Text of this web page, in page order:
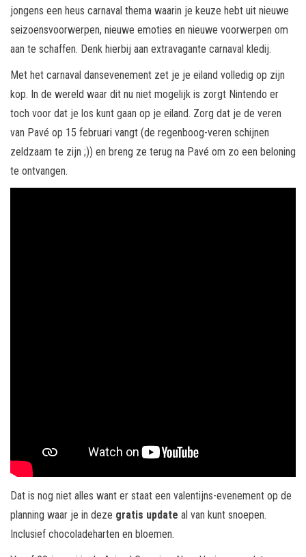
jongens een heus carnaval thema waarin je keuze hebt uit nieuwe
seizoensvoorwerpen, nieuwe emoties en nieuwe voorwerpen om
aan te schaffen. Denk hierbij aan extravagante carnaval kledij.
Met het carnaval dansevenement zet je je eiland volledig op zijn
kop. In de wereld waar dit nu niet mogelijk is zorgt Nintendo er
toch voor dat je los kunt gaan op je eiland. Zorg dat je de veren
van Pavé op 15 februari vangt (de regenboog-veren schijnen
zeldzaam te zijn ;)) en breng ze terug na Pavé om zo een beloning
te ontvangen.
Dat is nog niet alles want er staat een valentijns-evenement op de
planning waar je in deze gratis update al van kunt snoepen.
Inclusief chocoladeharten en bloemen.